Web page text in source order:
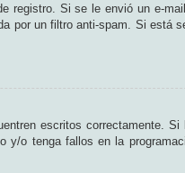
registro. Si se le envió un e-
por un filtro anti-spam. Si está
escritos correctamente.
y/o tenga fallos en la